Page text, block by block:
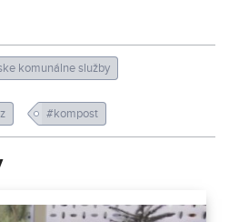
komunálne služby
#kompost